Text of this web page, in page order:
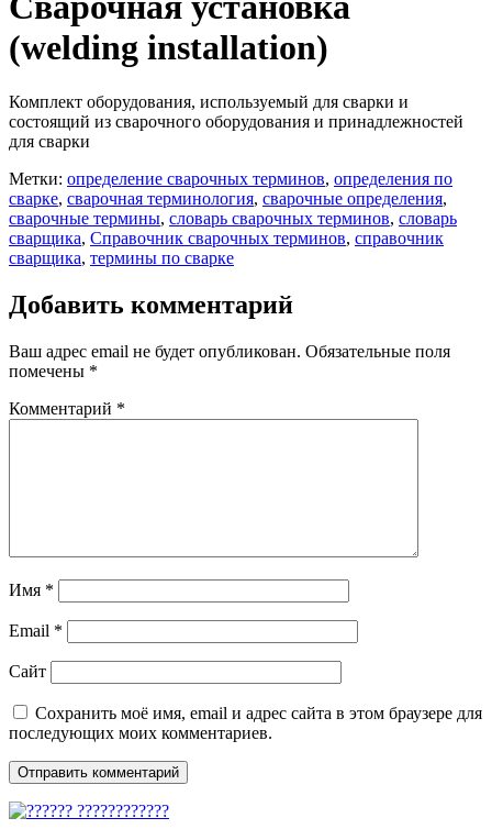
(welding installation)
Комплект оборудования, используемый для сварки и
состоящий из сварочного оборудования и принадлежностей
для сварки
Метки: определение сварочных терминов, определения по
сварке, сварочная терминология, сварочные определения,
сварочные термины, словарь сварочных терминов, словарь
сварщика, Справочник сварочных терминов, справочник
сварщика, термины по сварке
Добавить комментарий
Ваш адрес email не будет опубликован. Обязательные поля
помечены *
Комментарий *
Имя *
Email *
Сайт
Сохранить моё имя, email и адрес сайта в этом браузере для
последующих моих комментариев.